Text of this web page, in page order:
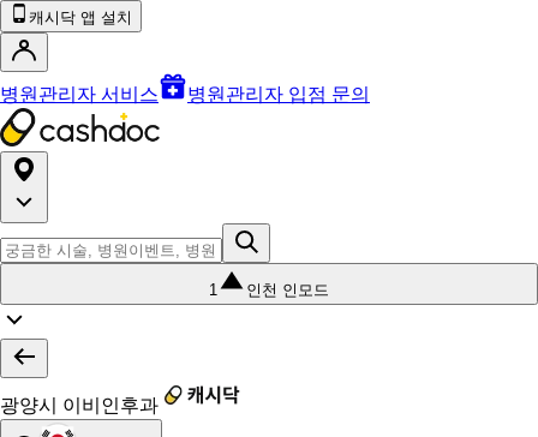
캐시닥 앱 설치
병원관리자 서비스 병원관리자 입점 문의
1 인천 인모드
광양시 이비인후과